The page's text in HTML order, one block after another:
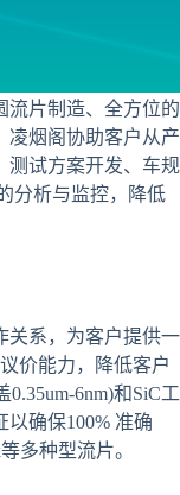
流片制造、全方位的
凌烟阁协助客户从产
测试方案开发、车规
分析与监控，降低
关系，为客户提供一
价能力，降低客户
6nm)和SiC工
确保100% 准确
多种型流片。